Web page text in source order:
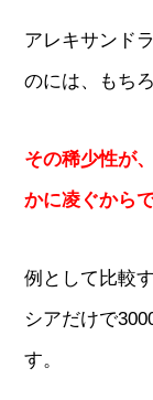
アレキサンド
のには、もち
その稀少性が
かに凌ぐからで
例として比較
シアだけで
す。